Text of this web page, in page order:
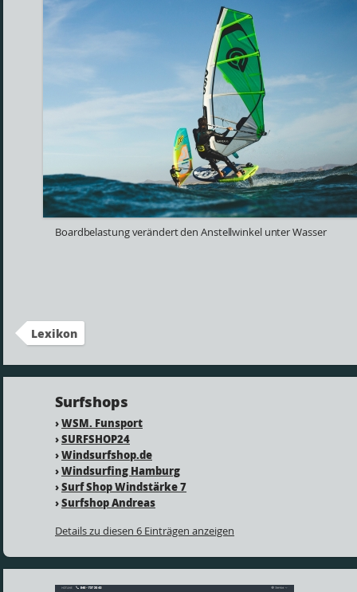
Boardbelastung verändert den Anstellwinkel unter Wasser
Lexikon
Surfshops
›WSM. Funsport
›SURFSHOP24
›Windsurfshop.de
›Windsurfing Hamburg
›Surf Shop Windstärke 7
›Surfshop Andreas
Details zu diesen 6 Einträgen anzeigen